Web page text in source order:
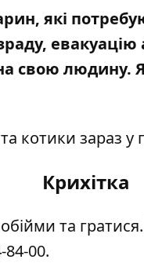
які
свою
котики зараз у
Крихітка
та
84-00.